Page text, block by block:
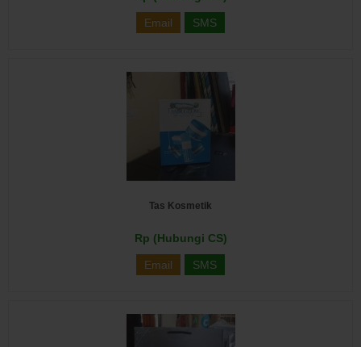
Email SMS
Tas Kosmetik
Rp (Hubungi CS)
Email SMS